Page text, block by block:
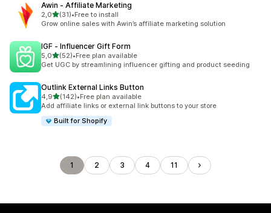
Awin ‑ Affiliate Marketing
2,05 yıldız üzerinden
(31)
toplam 31 değerlendirme
•Free to install
Grow online sales with Awin’s affiliate marketing solution
IGF ‑ Influencer Gift Form
5,05 yıldız üzerinden
(52)
toplam 52 değerlendirme
•Free plan available
Get UGC by streamlining influencer gifting and product seeding
Outlink External Links Button
4,95 yıldız üzerinden
(142)
toplam 142 değerlendirme
•Free plan available
Add affiliate links or external link buttons to your store
Built for Shopify
1 2 3 4 11